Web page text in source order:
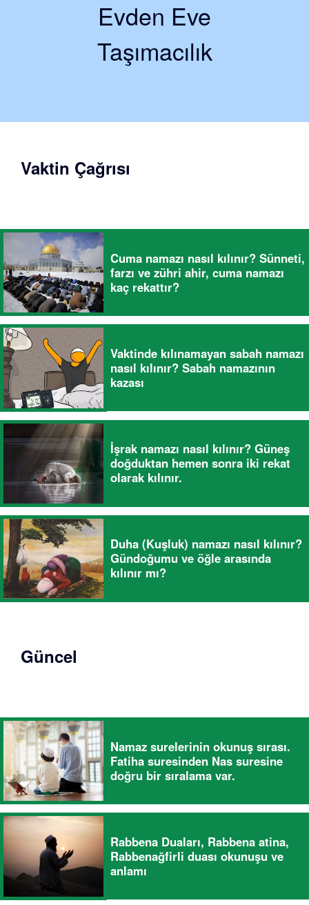
Evden Eve
Taşımacılık
Vaktin Çağrısı
Cuma namazı nasıl kılınır? Sünneti,
farzı ve zühri ahir, cuma namazı
kaç rekattır?
Vaktinde kılınamayan sabah namazı
nasıl kılınır? Sabah namazının
kazası
İşrak namazı nasıl kılınır? Güneş
doğduktan hemen sonra iki rekat
olarak kılınır.
Duha (Kuşluk) namazı nasıl kılınır?
Gündoğumu ve öğle arasında
kılınır mı?
Güncel
Namaz surelerinin okunuş sırası.
Fatiha suresinden Nas suresine
doğru bir sıralama var.
Rabbena Duaları, Rabbena atina,
Rabbenağfirli duası okunuşu ve
anlamı